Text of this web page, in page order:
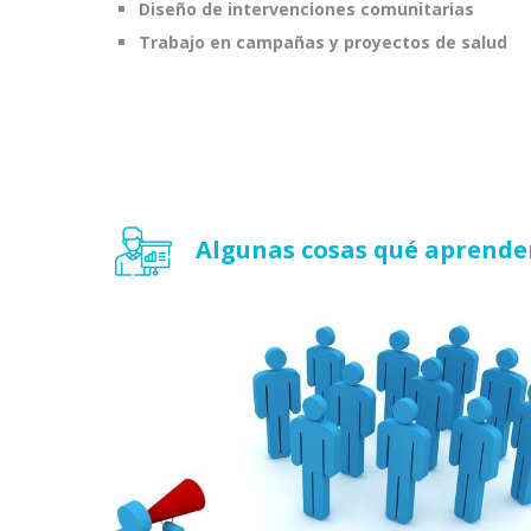
Diseño de intervenciones comunitarias
Trabajo en campañas y proyectos de salud
Algunas cosas qué